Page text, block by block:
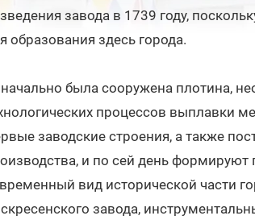
завода в 1739 году,
образования здесь города.
была сооружена плотина,
процессов выплавки
заводские строения, а также
и по сей день
вид исторической части
завода,